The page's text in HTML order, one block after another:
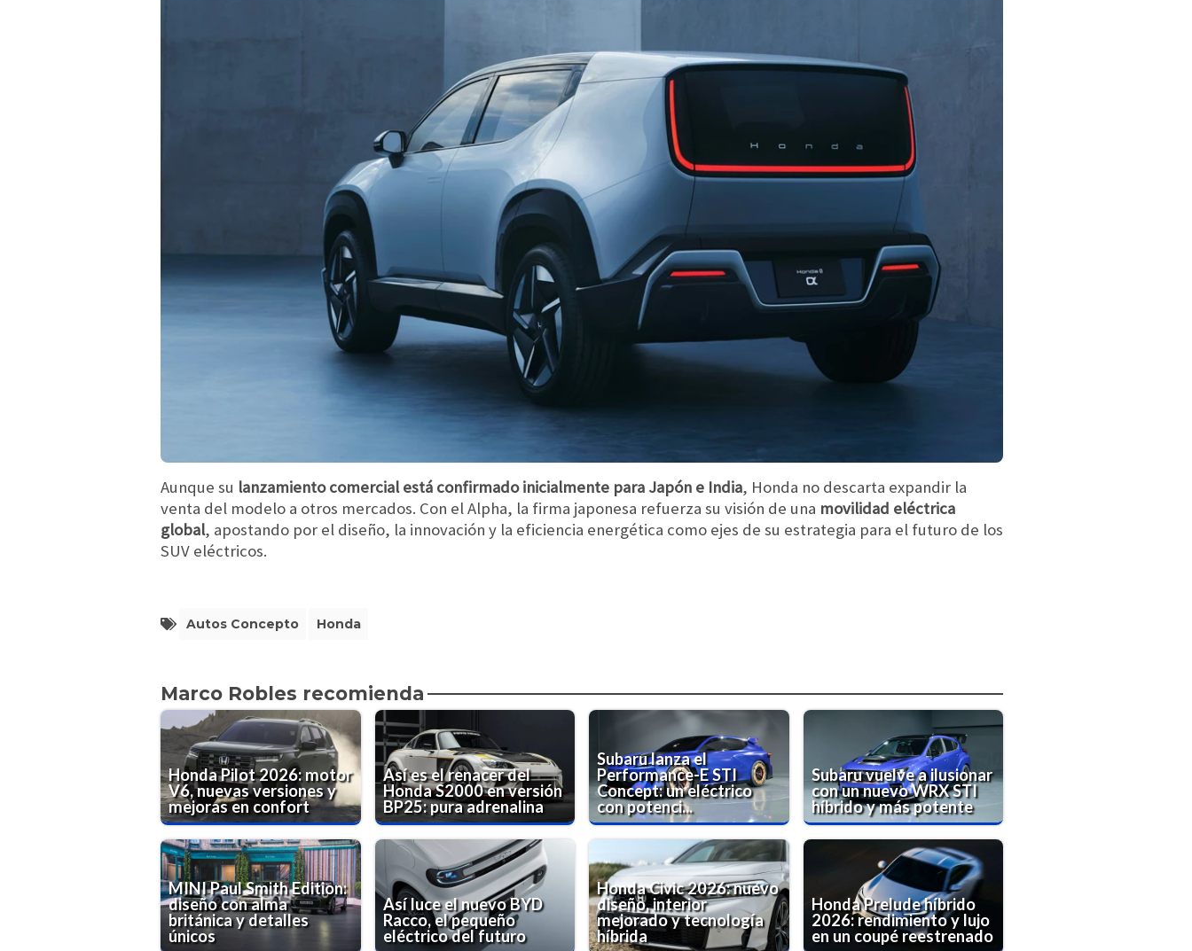
Aunque su lanzamiento comercial está confirmado inicialmente para Japón e India, Honda no descarta expandir la
venta del modelo a otros mercados. Con el Alpha, la firma japonesa refuerza su visión de una movilidad eléctrica
global, apostando por el diseño, la innovación y la eficiencia energética como ejes de su estrategia para el futuro de los
SUV eléctricos.
Autos Concepto Honda
Marco Robles recomienda
Honda Pilot 2026: motor
V6, nuevas versiones y
mejoras en confort
Así es el renacer del
Honda S2000 en versión
BP25: pura adrenalina
Subaru lanza el
Performance-E STI
Concept: un eléctrico
con potenci...
Subaru vuelve a ilusionar
con un nuevo WRX STI
híbrido y más potente
MINI Paul Smith Edition:
diseño con alma
británica y detalles
únicos
Así luce el nuevo BYD
Racco, el pequeño
eléctrico del futuro
Honda Civic 2026: nuevo
diseño, interior
mejorado y tecnología
híbrida
Honda Prelude híbrido
2026: rendimiento y lujo
en un coupé reestrenado